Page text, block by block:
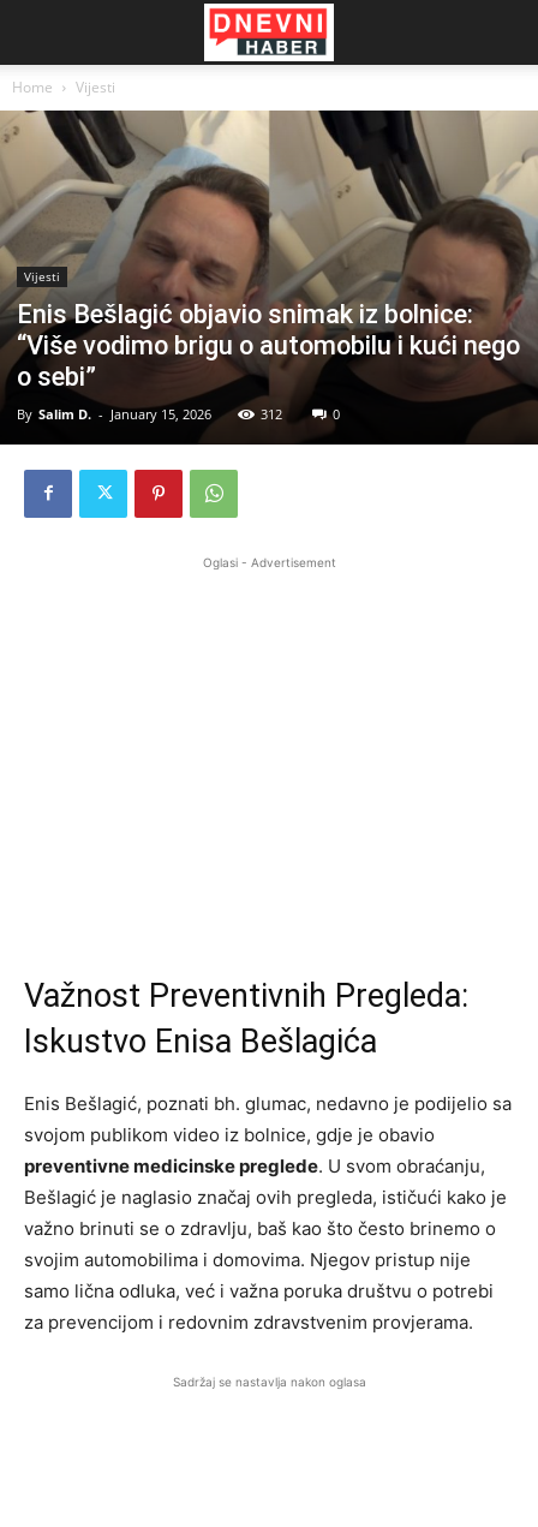
Home Vijesti
Vijesti
Enis Bešlagić objavio snimak iz bolnice:
“Više vodimo brigu o automobilu i kući nego
o sebi”
By Salim D. - January 15, 2026 312 0
Oglasi - Advertisement
Važnost Preventivnih Pregleda:
Iskustvo Enisa Bešlagića
Enis Bešlagić, poznati bh. glumac, nedavno je podijelio sa
svojom publikom video iz bolnice, gdje je obavio
preventivne medicinske preglede. U svom obraćanju,
Bešlagić je naglasio značaj ovih pregleda, ističući kako je
važno brinuti se o zdravlju, baš kao što često brinemo o
svojim automobilima i domovima. Njegov pristup nije
samo lična odluka, već i važna poruka društvu o potrebi
za prevencijom i redovnim zdravstvenim provjerama.
Sadržaj se nastavlja nakon oglasa